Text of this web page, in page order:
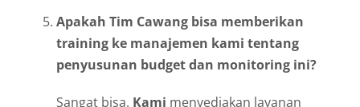
Apakah Tim Cawang bisa memberikan
training ke manajemen kami tentang
penyusunan budget dan monitoring ini?
Sangat bisa. Kami menyediakan layanan